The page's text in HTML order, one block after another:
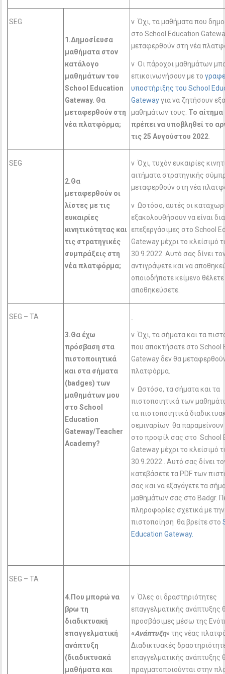
SEG
1.Δημοσίευσα
μαθήματα στον
κατάλογο
μαθημάτων του
School
Education
Gateway. Θα
μεταφερθούν στη
νέα πλατφόρμα;
v Όχι, τα μαθήματα που
στο School Education
μεταφερθούν στη νέα
v Οι πάροχοι μαθημάτων
επικοινωνήσουν με το
υποστήριξης του School
Gatewayγια να ζητήσουν
μαθημάτων τους. Το
πρέπει να υποβληθεί το
τις 25 Αυγούστου 2022
SEG
2.Θα
μεταφερθούν οι
λίστες με τις
ευκαιρίες
κινητικότητας και
τις στρατηγικές
συμπράξεις στη
νέα πλατφόρμα;
v Όχι, τυχόν ευκαιρίες
αιτήματα στρατηγικής
μεταφερθούν στη νέα
v Ωστόσο, αυτές οι
εξακολουθήσουν να είναι
επεξεργάσιμες στο School
Gateway μέχρι το κλείσιμό
30.9.2022. Αυτό σας δίνει
αντιγράψετε και να
οποιοδήποτε κείμενο
αποθηκεύσετε.
SEG – TA
3.Θα έχω
πρόσβαση στα
πιστοποιητικά
και στα σήματα
(badges) των
μαθημάτων μου
στο School
Education
Gateway/Teacher
Academy?
v Όχι, τα σήματα και τα
που αποκτήσατε στο School
Gateway δεν θα
πλατφόρμα.
v Ωστόσο, τα σήματα και τα
πιστοποιητικά των
τα πιστοποιητικά
σεμιναρίων θα παραμείνουν
στο προφίλ σας στο School
Gateway μέχρι το κλείσιμό
30.9.2022.. Αυτό σας δίνει
κατεβάσετε τα PDF των
σας και να εξαγάγετε τα
μαθημάτων σας στο Badgr.
πληροφορίες σχετικά με την
πιστοποίηση θα βρείτε στο
Education Gateway.
SEG – TA
4.Που μπορώ να
βρω τη
διαδικτυακή
επαγγελματική
ανάπτυξη
(διαδικτυακά
μαθήματα και
v Όλες οι δραστηριότητες
επαγγελματικής ανάπτυξης
προσβάσιμες μέσω της
«Ανάπτυξη» της νέας
Διαδικτυακές
επαγγελματικής ανάπτυξης
πραγματοποιούνται στην